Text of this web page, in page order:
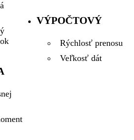
VÝPOČTOVÝ
Rýchlosť prenosu
Veľkosť dát